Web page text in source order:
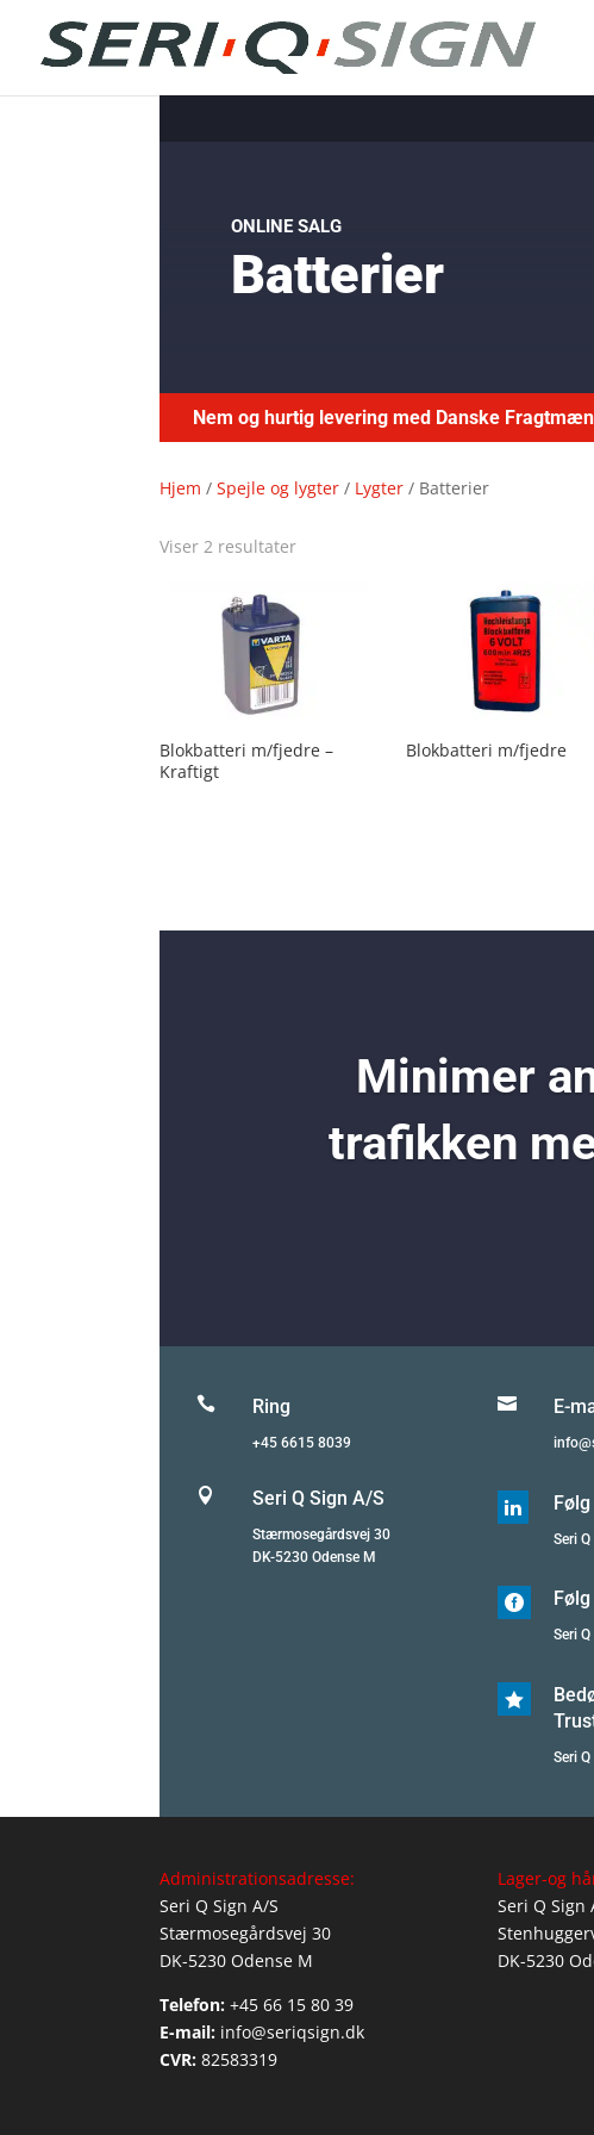
ONLINE SALG
Batterier
Nem og hurtig levering med Danske
Hjem /Spejle og lygter / Lygter / Batterier
Viser 2 resultater
Blokbatteri m/fjedre –
Kraftigt
Blokbatteri m/fjedre
Minimer
trafikken
 Ring
+45 6615 8039
 Seri Q Sign A/S
Stærmosegårdsvej 30
DK-5230 Odense M
 E-

Seri

Seri

Seri
Administrationsadresse:
Seri Q Sign A/S
Stærmosegårdsvej 30
DK-5230 Odense M
Telefon: +45 66 15 80 39
E-mail: info@seriqsign.dk
CVR: 82583319
Lager-og
Seri Q Sign
DK-5230